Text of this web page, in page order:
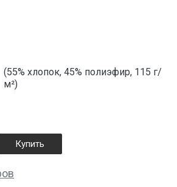
(55% хлопок, 45% полиэфир, 115 г/
м²)
Купить